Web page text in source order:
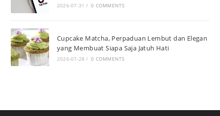
2026-07-31 / 0 COMMENTS
Cupcake Matcha, Perpaduan Lembut dan Elegan
yang Membuat Siapa Saja Jatuh Hati
2026-07-28 / 0 COMMENTS